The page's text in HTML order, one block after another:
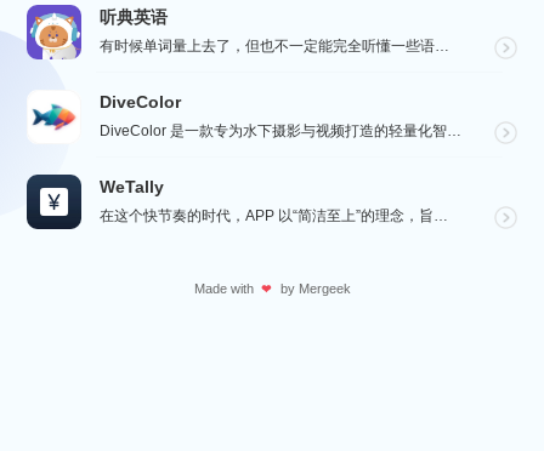
听典英语
有时候单词量上去了，但也不一定能完全听懂一些语速较快的对话，这个时候就要花些时间在“听”这一个点上了...
DiveColor
DiveColor 是一款专为水下摄影与视频打造的轻量化智能色彩修复工具，APP支持批量编辑，无需联...
WeTally
在这个快节奏的时代，APP 以“简洁至上”的理念，旨在为用户提供一个精致而实用的财务管理工具，在瞬息...
Made with ❤ by Mergeek